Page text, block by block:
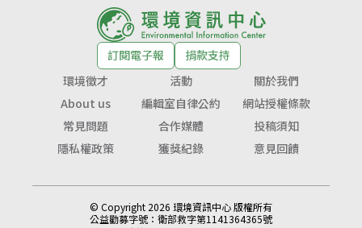
訂閱電子報
捐款支持
環境徵才
活動
關於我們
About us
編輯室自律公約
網站授權條款
常見問題
合作媒體
投稿須知
隱私權政策
獲獎紀錄 意見回饋
© Copyright 2026 環境資訊中心 版權所有
公益勸募字號： 衛部救字第1141364365號